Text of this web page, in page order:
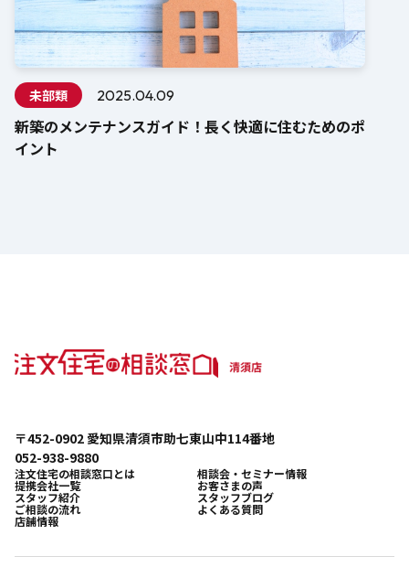
未部類 2025.04.09
新築のメンテナンスガイド！長く快適に住むためのポ
イント
〒452-0902 愛知県清須市助七東山中114番地
052-938-9880
注文住宅の相談窓口とは 相談会・セミナー情報
提携会社一覧 お客さまの声
スタッフ紹介 スタッフブログ
ご相談の流れ よくある質問
店舗情報